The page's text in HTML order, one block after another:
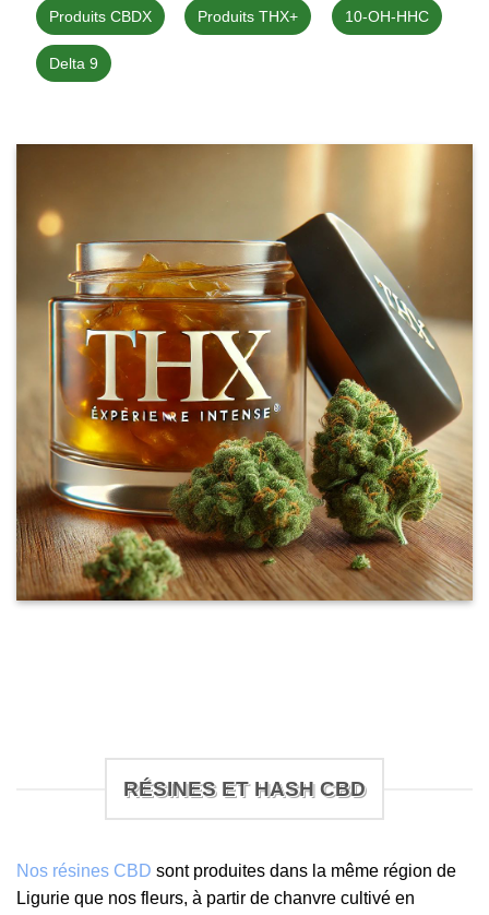
Produits CBDX Produits THX+ 10-OH-HHC
Delta 9
RÉSINES ET HASH CBD
Nos résines CBD sont produites dans la même région de
Ligurie que nos fleurs, à partir de chanvre cultivé en